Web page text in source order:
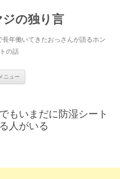
ジの独り言
年働いてきたおっさんが語るホン
トの話
メニュー
ス
キ
ッ
もいまだに防湿シート
人がいる